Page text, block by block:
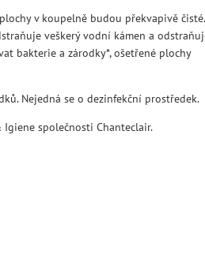
v koupelně budou překvapivě čisté.
veškerý vodní kámen a
bakterie a zárodky*, ošetřené plochy
Nejedná se o dezinfekční prostředek.
společnosti Chanteclair.